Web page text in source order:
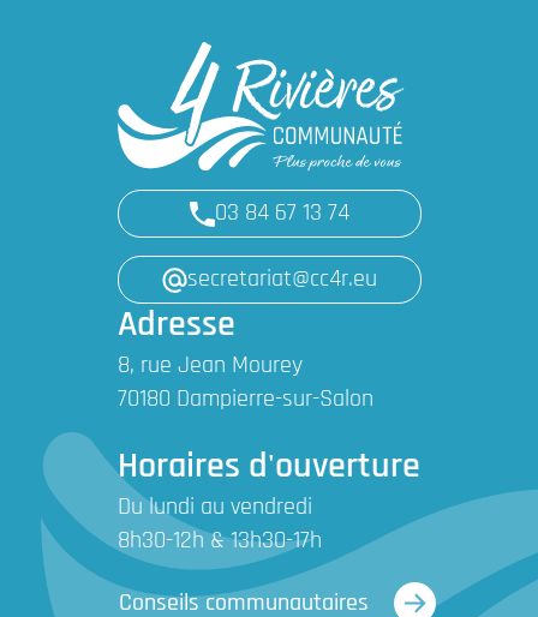
03 84 67 13 74
secretariat@cc4r.eu
Adresse
8, rue Jean Mourey
70180 Dampierre-sur-Salon
Horaires d'ouverture
Du lundi au vendredi
8h30-12h & 13h30-17h
Conseils communautaires